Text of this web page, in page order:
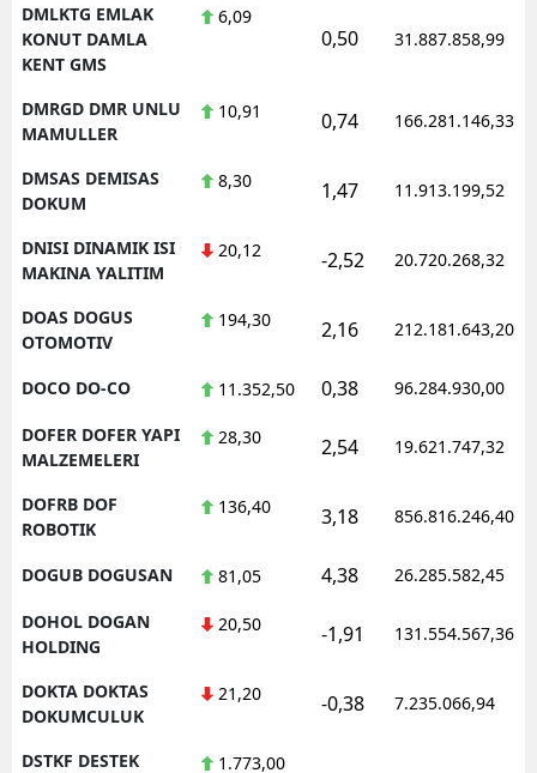
DMLKTG EMLAK
KONUT DAMLA
KENT GMS
6,09
0,50 31.887.858,99
DMRGD DMR UNLU
MAMULLER
10,91 0,74 166.281.146,33
DMSAS DEMISAS
DOKUM
8,30 1,47 11.913.199,52
DNISI DINAMIK ISI
MAKINA YALITIM
20,12 -2,52 20.720.268,32
DOAS DOGUS
OTOMOTIV
194,30 2,16 212.181.643,20
DOCO DO-CO 11.352,50 0,38 96.284.930,00
DOFER DOFER YAPI
MALZEMELERI
28,30 2,54 19.621.747,32
DOFRB DOF
ROBOTIK
136,40 3,18 856.816.246,40
DOGUB DOGUSAN 81,05 4,38 26.285.582,45
DOHOL DOGAN
HOLDING
20,50 -1,91 131.554.567,36
DOKTA DOKTAS
DOKUMCULUK
21,20 -0,38 7.235.066,94
DSTKF DESTEK 1.773,00